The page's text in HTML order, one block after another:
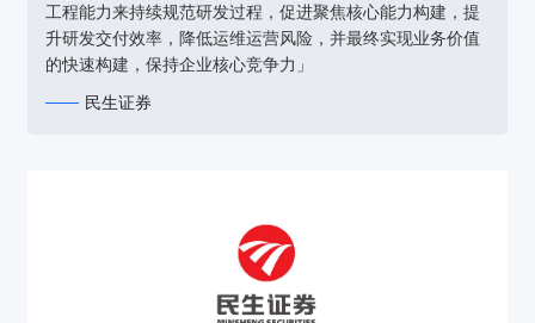
工程能力来持续规范研发过程，促进聚焦核心能力构建，提
升研发交付效率，降低运维运营风险，并最终实现业务价值
的快速构建，保持企业核心竞争力」
民生证券